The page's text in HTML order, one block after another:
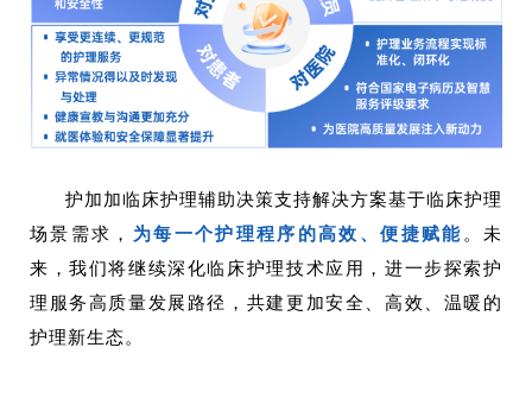
护加加临床护理辅助决策支持解决方案基于临床护理
场景需求， 为每一个护理程序的高效、便捷赋能 。未
来，我们将继续深化临床护理技术应用，进一步探索护
理服务高质量发展路径，共建更加安全、高效、温暖的
护理新生态。